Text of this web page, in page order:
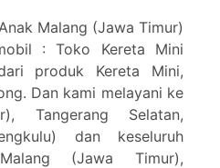
Malang (Jawa Timur)
: Toko Kereta Mini
produk Kereta Mini,
Dan kami melayani ke
Tangerang Selatan,
dan keseluruh
(Jawa Timur),